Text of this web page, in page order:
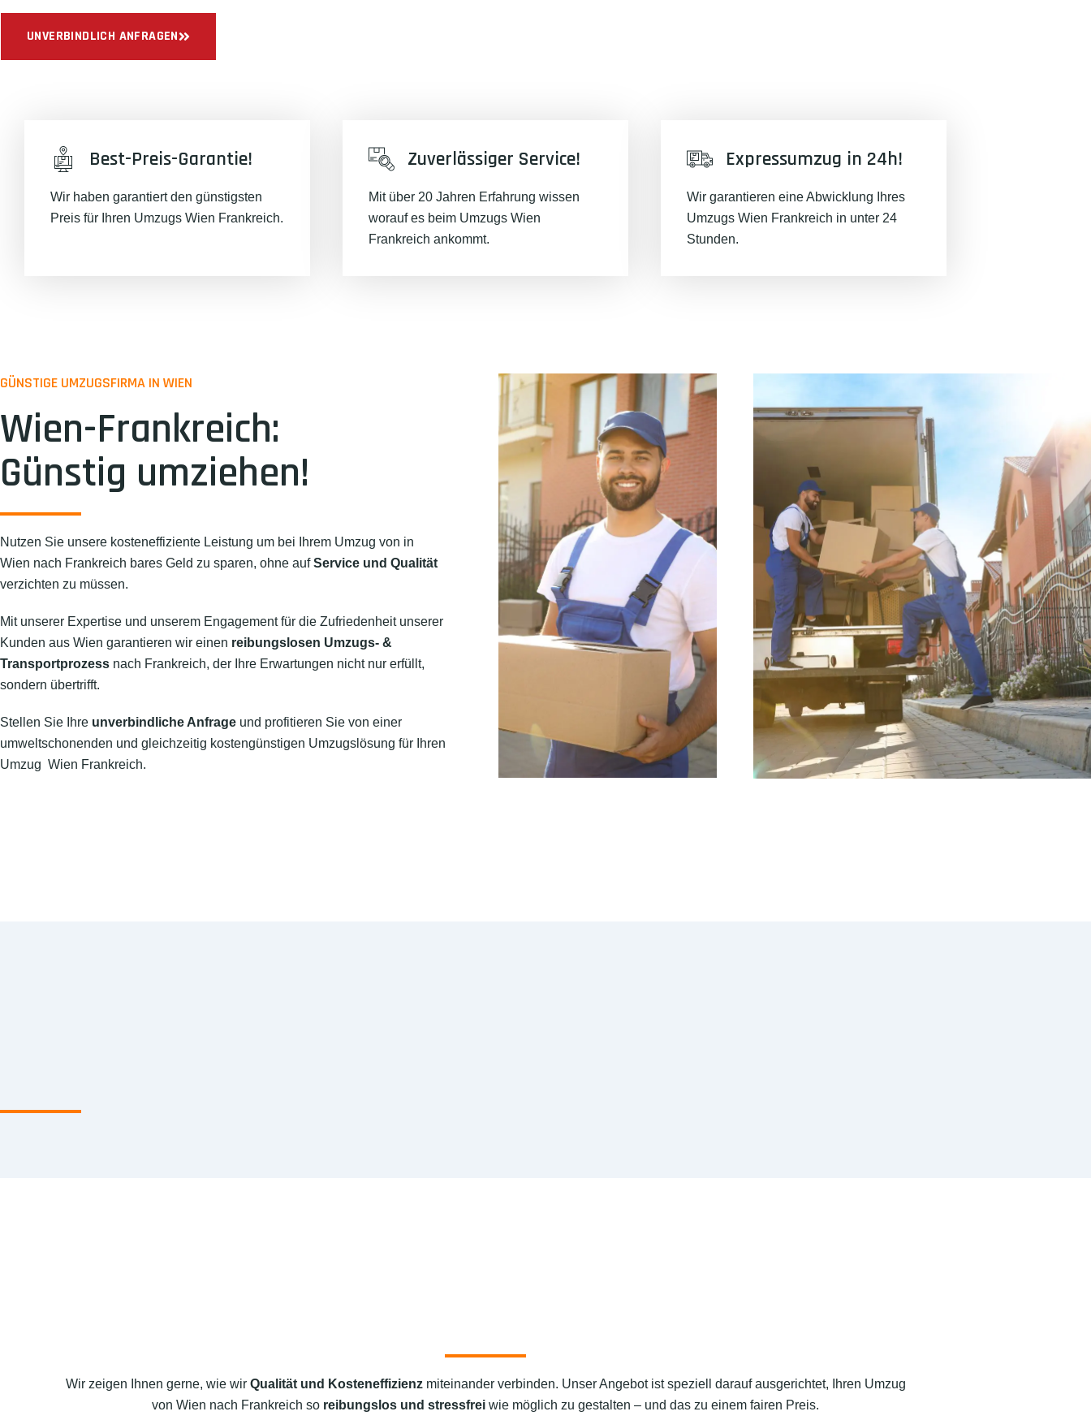
UNVERBINDLICH ANFRAGEN
Best-Preis-Garantie!
Wir haben garantiert den günstigsten
Preis für Ihren Umzugs Wien Frankreich.
Zuverlässiger Service!
Mit über 20 Jahren Erfahrung wissen
worauf es beim Umzugs Wien
Frankreich ankommt.
Expressumzug in 24h!
Wir garantieren eine Abwicklung Ihres
Umzugs Wien Frankreich in unter 24
Stunden.
GÜNSTIGE UMZUGSFIRMA IN WIEN
Wien-Frankreich:
Günstig umziehen!
Nutzen Sie unsere kosteneffiziente Leistung um bei Ihrem Umzug von in
Wien nach Frankreich bares Geld zu sparen, ohne aufService und Qualität
verzichten zu müssen.
Mit unserer Expertise und unserem Engagement für die Zufriedenheit unserer
Kunden aus Wien garantieren wir einen reibungslosen Umzugs- &
Transportprozess nach Frankreich, der Ihre Erwartungen nicht nur erfüllt,
sondern übertrifft.
Stellen Sie Ihre unverbindliche Anfrage und profitieren Sie von einer
umweltschonenden und gleichzeitig kostengünstigen Umzugslösung für Ihren
Umzug Wien Frankreich.
Wir zeigen Ihnen gerne, wie wir Qualität und Kosteneffizienzmiteinander verbinden. Unser Angebot ist speziell darauf ausgerichtet, Ihren Umzug
von Wien nach Frankreich so reibungslos und stressfrei wie möglich zu gestalten – und das zu einem fairen Preis.